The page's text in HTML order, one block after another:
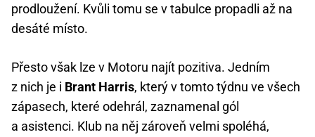
prodloužení. Kvůli tomu se v tabulce propadli až na
desáté místo.
Přesto však lze v Motoru najít pozitiva. Jedním
z nich je i Brant Harris, který v tomto týdnu ve všech
zápasech, které odehrál, zaznamenal gól
a asistenci. Klub na něj zároveň velmi spoléhá,